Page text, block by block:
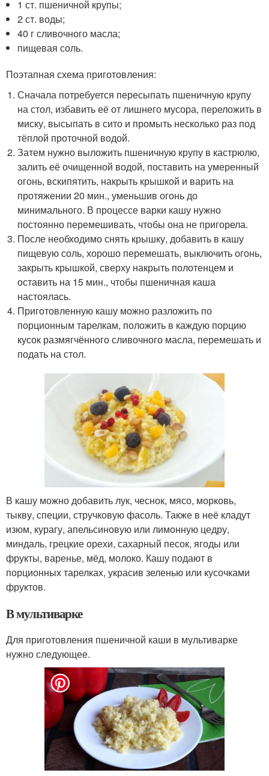
1 ст. пшеничной крупы;
2 ст. воды;
40 г сливочного масла;
пищевая соль.
Поэтапная схема приготовления:
Сначала потребуется пересыпать пшеничную крупу
на стол, избавить её от лишнего мусора, переложить в
миску, высыпать в сито и промыть несколько раз под
тёплой проточной водой.
Затем нужно выложить пшеничную крупу в кастрюлю,
залить её очищенной водой, поставить на умеренный
огонь, вскипятить, накрыть крышкой и варить на
протяжении 20 мин., уменьшив огонь до
минимального. В процессе варки кашу нужно
постоянно перемешивать, чтобы она не пригорела.
После необходимо снять крышку, добавить в кашу
пищевую соль, хорошо перемешать, выключить огонь,
закрыть крышкой, сверху накрыть полотенцем и
оставить на 15 мин., чтобы пшеничная каша
настоялась.
Приготовленную кашу можно разложить по
порционным тарелкам, положить в каждую порцию
кусок размягчённого сливочного масла, перемешать и
подать на стол.
В кашу можно добавить лук, чеснок, мясо, морковь,
тыкву, специи, стручковую фасоль. Также в неё кладут
изюм, курагу, апельсиновую или лимонную цедру,
миндаль, грецкие орехи, сахарный песок, ягоды или
фрукты, варенье, мёд, молоко. Кашу подают в
порционных тарелках, украсив зеленью или кусочками
фруктов.
В мультиварке
Для приготовления пшеничной каши в мультиварке
нужно следующее.